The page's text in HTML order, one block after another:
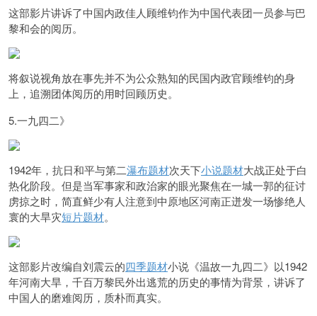
这部影片讲诉了中国内政佳人顾维钧作为中国代表团一员参与巴
黎和会的阅历。
将叙说视角放在事先并不为公众熟知的民国内政官顾维钧的身
上，追溯团体阅历的用时回顾历史。
5.一九四二》
1942年，抗日和平与第二瀑布题材次天下小说题材大战正处于白
热化阶段。但是当军事家和政治家的眼光聚焦在一城一郭的征讨
虏掠之时，简直鲜少有人注意到中原地区河南正迸发一场惨绝人
寰的大旱灾短片题材。
这部影片改编自刘震云的四季题材小说《温故一九四二》以1942
年河南大旱，千百万黎民外出逃荒的历史的事情为背景，讲诉了
中国人的磨难阅历，质朴而真实。